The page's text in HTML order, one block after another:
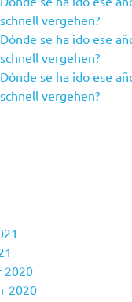
vergehen?
se ha ido ese
vergehen?
se ha ido ese
vergehen?
2020
2020